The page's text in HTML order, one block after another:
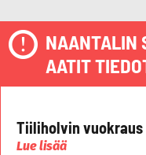
NAANTALIN
AATIT
Tiiliholvin vuokraus
Lue lisää